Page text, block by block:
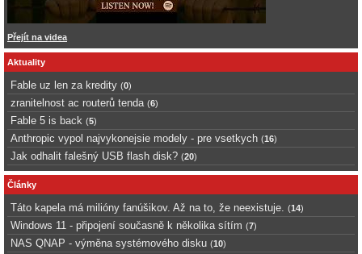
Přejít na videa
Aktuality
Fable uz len za kredity (0)
zranitelnost ac routerů tenda (6)
Fable 5 is back (5)
Anthropic vypol najvykonejsie modely - pre vsetkych (16)
Jak odhalit falešný USB flash disk? (20)
Články
Táto kapela má milióny fanúšikov. Až na to, že neexistuje. (14)
Windows 11 - připojení současně k několika sítím (7)
NAS QNAP - výměna systémového disku (10)